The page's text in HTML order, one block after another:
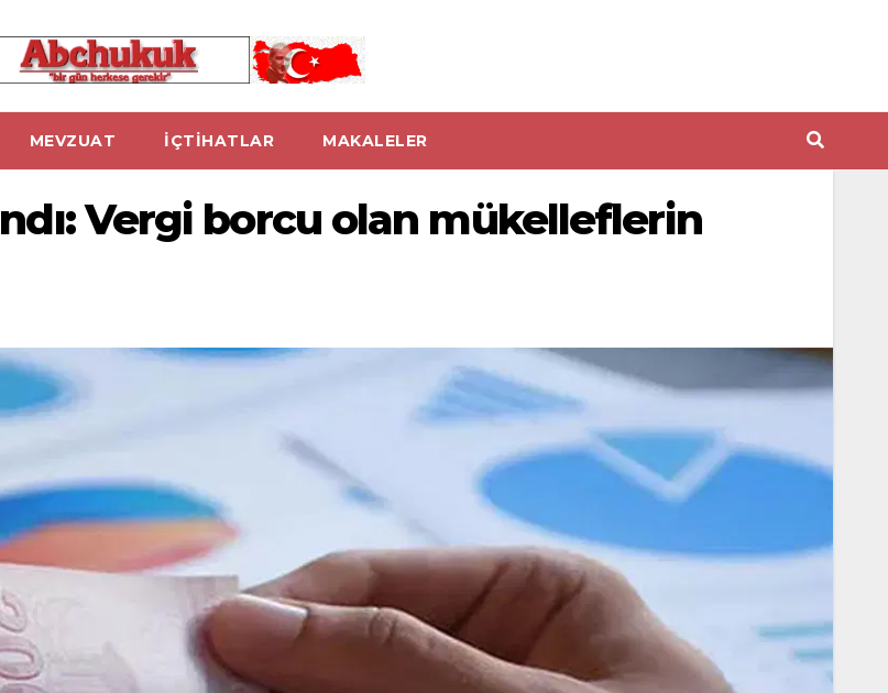
MEVZUAT İÇTİHATLAR MAKALELER
Vergi borcu olan mükelleflerin